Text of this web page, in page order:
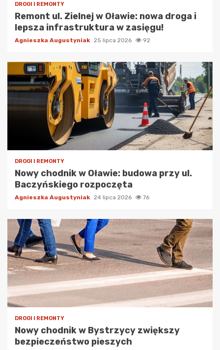
DROGI I REMONTY
Remont ul. Zielnej w Oławie: nowa droga i
lepsza infrastruktura w zasięgu!
Agnieszka Augustyniak 25 lipca 2026 92
DROGI I REMONTY
Nowy chodnik w Oławie: budowa przy ul.
Baczyńskiego rozpoczęta
Agnieszka Augustyniak 24 lipca 2026 76
DROGI I REMONTY
Nowy chodnik w Bystrzycy zwiększy
bezpieczeństwo pieszych